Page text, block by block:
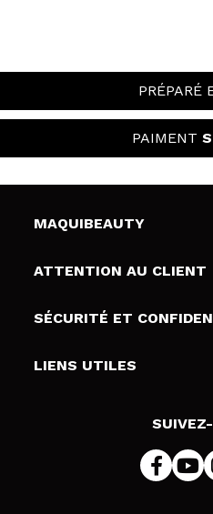
PRÉPARÉ
PAIMENT
MAQUIBEAUTY
Qui sommes nous
Cartes-cadeaux
ATTENTION AU CLIENT
Livraison & retour
Modes de paiement
SÉCURITÉ ET
Conditions et
LIENS UTILES